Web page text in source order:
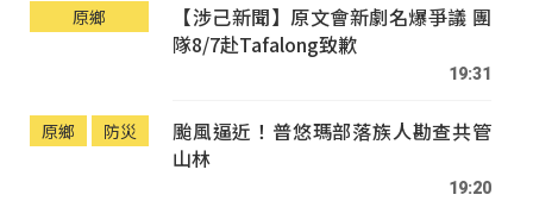
原鄉
【涉己新聞】原文會新劇名爆爭議 團
隊8/7赴Tafalong致歉
19:31
原鄉 防災
颱風逼近！普悠瑪部落族人勘查共管
山林
19:20